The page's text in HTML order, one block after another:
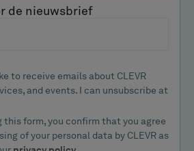
de nieuwsbrief